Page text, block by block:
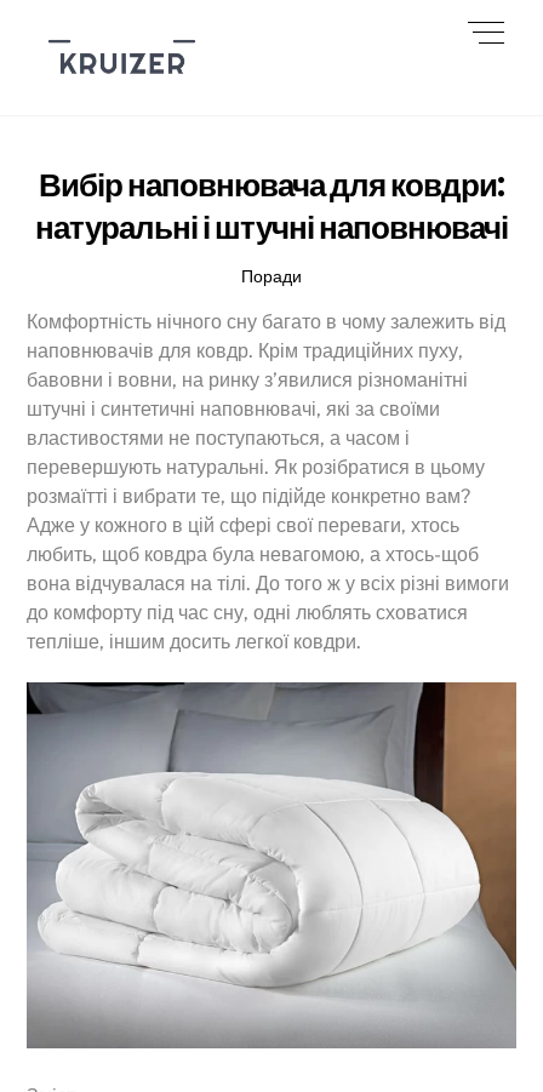
content
Вибір наповнювача для ковдри:
натуральні і штучні наповнювачі
Поради
Комфортність нічного сну багато в чому залежить від
наповнювачів для ковдр. Крім традиційних пуху,
бавовни і вовни, на ринку з’явилися різноманітні
штучні і синтетичні наповнювачі, які за своїми
властивостями не поступаються, а часом і
перевершують натуральні. Як розібратися в цьому
розмаїтті і вибрати те, що підійде конкретно вам?
Адже у кожного в цій сфері свої переваги, хтось
любить, щоб ковдра була невагомою, а хтось-щоб
вона відчувалася на тілі. До того ж у всіх різні вимоги
до комфорту під час сну, одні люблять сховатися
тепліше, іншим досить легкої ковдри.